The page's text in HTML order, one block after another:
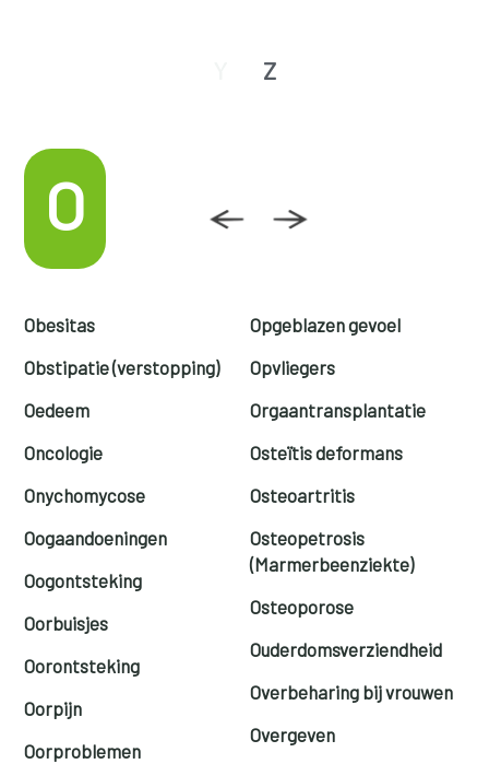
Z
O
Obesitas
Obstipatie (verstopping)
Oedeem
Oncologie
Onychomycose
Oogaandoeningen
Oogontsteking
Oorbuisjes
Oorontsteking
Oorpijn
Oorproblemen
Opgeblazen gevoel
Opvliegers
Orgaantransplantatie
Osteïtis deformans
Osteoartritis
Osteopetrosis
(Marmerbeenziekte)
Osteoporose
Ouderdomsverziendheid
Overbeharing bij vrouwen
Overgeven